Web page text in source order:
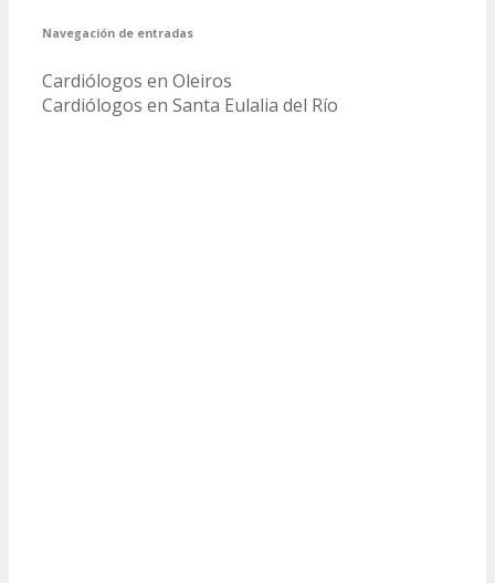
Navegación de entradas
Cardiólogos en Oleiros
Cardiólogos en Santa Eulalia del Río